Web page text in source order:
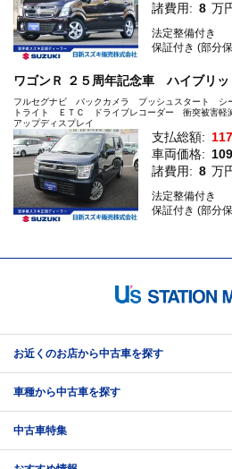
諸費用: 8 万
法定整備付き
保証付き (部分
ワゴンＲ ２５周年記念車 ハイブリ
フルセグナビ バックカメラ プッシュスタート シ
トライト ＥＴＣ ドライブレコーダー 衝突被害
アップディスプレイ
支払総額: 117
車両価格: 109
諸費用: 8 万
法定整備付き
保証付き (部分
お近くのお店から中古車を探す
車種から中古車を探す
中古車特集